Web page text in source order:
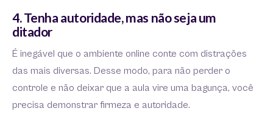
4. Tenha autoridade, mas não seja um
ditador
É inegável que o ambiente online conte com distrações
das mais diversas. Desse modo, para não perder o
controle e não deixar que a aula vire uma bagunça, você
precisa demonstrar firmeza e autoridade.